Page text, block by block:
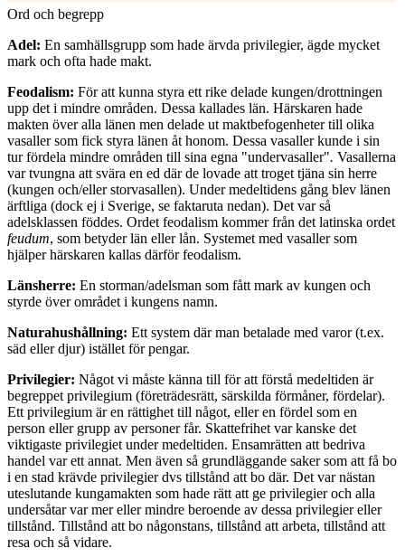
Ord och begrepp
Adel: En samhällsgrupp som hade ärvda privilegier, ägde mycket
mark och ofta hade makt.
Feodalism: För att kunna styra ett rike delade kungen/drottningen
upp det i mindre områden. Dessa kallades län. Härskaren hade
makten över alla länen men delade ut maktbefogenheter till olika
vasaller som fick styra länen åt honom. Dessa vasaller kunde i sin
tur fördela mindre områden till sina egna "undervasaller". Vasallerna
var tvungna att svära en ed där de lovade att troget tjäna sin herre
(kungen och/eller storvasallen). Under medeltidens gång blev länen
ärftliga (dock ej i Sverige, se faktaruta nedan). Det var så
adelsklassen föddes. Ordet feodalism kommer från det latinska ordet
feudum, som betyder län eller lån. Systemet med vasaller som
hjälper härskaren kallas därför feodalism.
Länsherre: En storman/adelsman som fått mark av kungen och
styrde över området i kungens namn.
Naturahushållning: Ett system där man betalade med varor (t.ex.
säd eller djur) istället för pengar.
Privilegier: Något vi måste känna till för att förstå medeltiden är
begreppet privilegium (företrädesrätt, särskilda förmåner, fördelar).
Ett privilegium är en rättighet till något, eller en fördel som en
person eller grupp av personer får. Skattefrihet var kanske det
viktigaste privilegiet under medeltiden. Ensamrätten att bedriva
handel var ett annat. Men även så grundläggande saker som att få bo
i en stad krävde privilegier dvs tillstånd att bo där. Det var nästan
uteslutande kungamakten som hade rätt att ge privilegier och alla
undersåtar var mer eller mindre beroende av dessa privilegier eller
tillstånd. Tillstånd att bo någonstans, tillstånd att arbeta, tillstånd att
resa och så vidare.